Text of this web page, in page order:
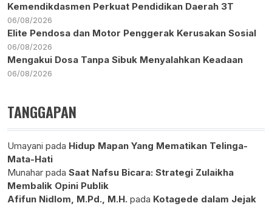
Kemendikdasmen Perkuat Pendidikan Daerah 3T
06/08/2026
Elite Pendosa dan Motor Penggerak Kerusakan Sosial
06/08/2026
Mengakui Dosa Tanpa Sibuk Menyalahkan Keadaan
06/08/2026
TANGGAPAN
Umayani pada Hidup Mapan Yang Mematikan Telinga-
Mata-Hati
Munahar pada Saat Nafsu Bicara: Strategi Zulaikha
Membalik Opini Publik
Afifun Nidlom, M.Pd., M.H. pada Kotagede dalam Jejak